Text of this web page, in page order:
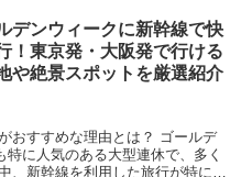
デンウィークに新幹線で快
！東京発・大阪発で行ける
や絶景スポットを厳選紹介
おすすめな理由とは？ ゴールデ
に人気のある大型連休で、多く
、新幹線を利用した旅行が特にお